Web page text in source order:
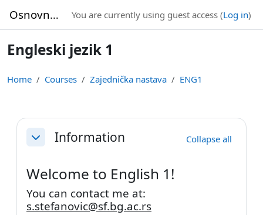
Osnovne studije You are currently using guest access (Log in)
Engleski jezik 1
Home Courses Zajednička nastava ENG1
Section outline
CollapseInformation Collapse all
Welcome to English 1!
You can contact me at:
s.stefanovic@sf.bg.ac.rs